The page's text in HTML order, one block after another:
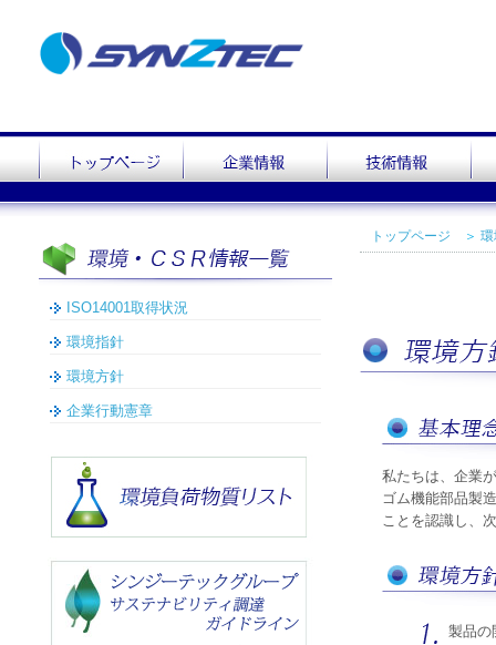
トップページ ＞
私たちは、企業
ゴム機能部品製
ことを認識し、
製品の
ISO14001取得状況
環境指針
環境方針
企業行動憲章